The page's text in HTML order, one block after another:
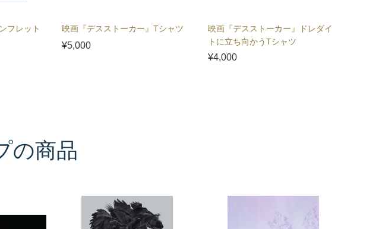
フレット 映画『デスストーカー』Tシャツ
¥5,000
映画『デスストーカー』ドレダイ
トに立ち向かうTシャツ
¥4,000
の商品